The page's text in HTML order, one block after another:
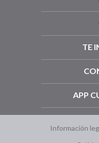
TE
APP
Información